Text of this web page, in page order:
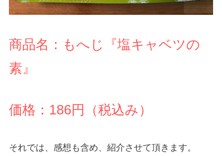
商品名：もへじ『塩キャベツの
素』
価格：186円（税込み）
それでは、感想も含め、紹介させて頂きます。